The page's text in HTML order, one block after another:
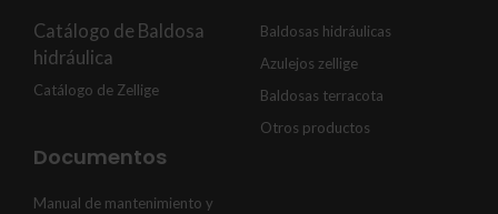
Catálogo de Baldosa
hidráulica
Catálogo de Zellige
Documentos
Manual de mantenimiento y
Baldosas hidráulicas
Azulejos zellige
Baldosas terracota
Otros productos